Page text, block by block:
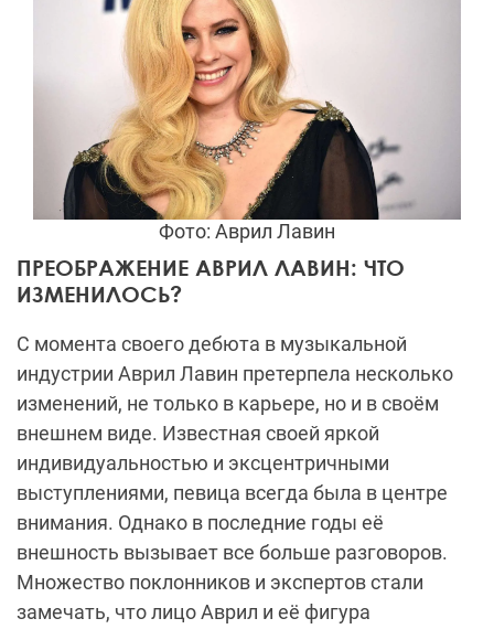
Фото: Аврил Лавин
ПРЕОБРАЖЕНИЕ АВРИЛ ЛАВИН: ЧТО
ИЗМЕНИЛОСЬ?
С момента своего дебюта в музыкальной
индустрии Аврил Лавин претерпела несколько
изменений, не только в карьере, но и в своём
внешнем виде. Известная своей яркой
индивидуальностью и эксцентричными
выступлениями, певица всегда была в центре
внимания. Однако в последние годы её
внешность вызывает все больше разговоров.
Множество поклонников и экспертов стали
замечать, что лицо Аврил и её фигура